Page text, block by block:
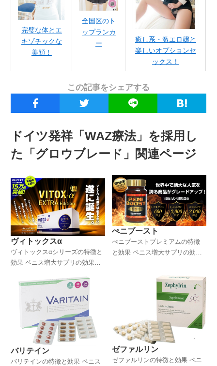
完璧な体とエ
キゾチックな
美顔！
全国区のト
ップランカ
ー
癒し系・激エロ嬢と
楽しいオプションセ
ックス！
この記事をシェアする
ドイツ発祥「WAZ療法」を採用し
た「グロウブレード」関連ページ
ヴィトックスα
ヴィトックスαシリーズの特徴と
効果 ペニス増大サプリの効果は
ぺニブースト
ぺニブーストプレミアムの特徴
と効果 ペニス増大サプリの効果
バリテイン
バリテインの特徴と効果 ペニス
ゼファルリン
ゼファルリンの特徴と効果 ペニ